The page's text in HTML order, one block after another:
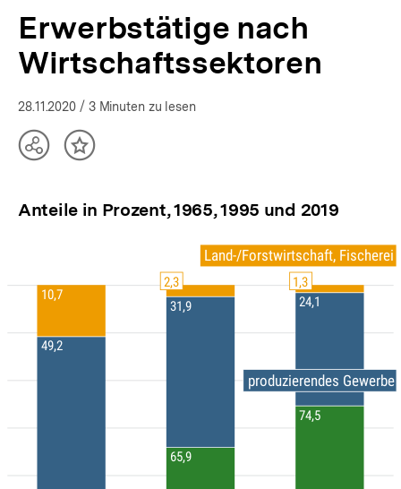
bpb.de
Erwerbstätige nach
Wirtschaftssektoren
28.11.2020 / 3 Minuten zu lesen
TeilenInhalt
Anteile in Prozent, 1965, 1995 und 2019